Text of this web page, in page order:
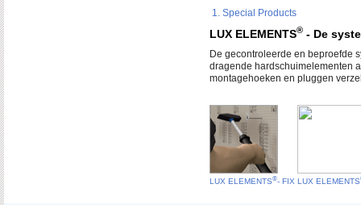
1. Special Products
LUX ELEMENTS®- De
De gecontroleerde en beproefde
dragende hardschuimelementen
montagehoeken en pluggen
LUX ELEMENTS®- FIX LUX ELEMENTS